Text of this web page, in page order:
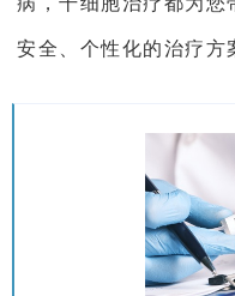
安全、个性化的治疗方